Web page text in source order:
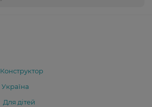
Конструктор
Україна
Для дітей